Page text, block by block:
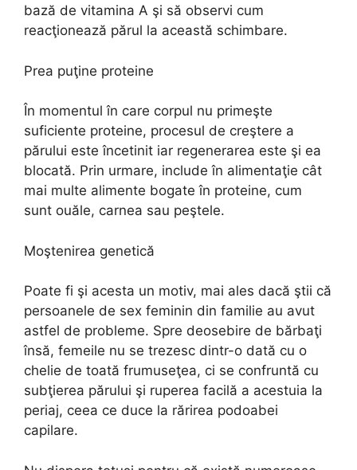
bază de vitamina A şi să observi cum
reacţionează părul la această schimbare.
Prea puţine proteine
În momentul în care corpul nu primeşte
suficiente proteine, procesul de creştere a
părului este încetinit iar regenerarea este şi ea
blocată. Prin urmare, include în alimentaţie cât
mai multe alimente bogate în proteine, cum
sunt ouăle, carnea sau peştele.
Moştenirea genetică
Poate fi şi acesta un motiv, mai ales dacă ştii că
persoanele de sex feminin din familie au avut
astfel de probleme. Spre deosebire de bărbaţi
însă, femeile nu se trezesc dintr-o dată cu o
chelie de toată frumuseţea, ci se confruntă cu
subţierea părului şi ruperea facilă a acestuia la
periaj, ceea ce duce la rărirea podoabei
capilare.